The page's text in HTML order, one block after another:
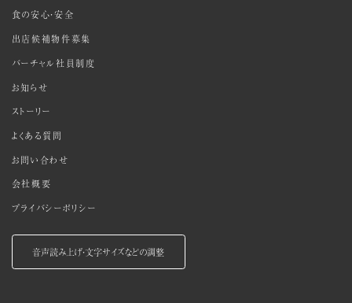
食の安心・安全
出店候補物件募集
バーチャル社員制度
お知らせ
ストーリー
よくある質問
お問い合わせ
会社概要
プライバシーポリシー
音声読み上げ・文字サイズなどの調整